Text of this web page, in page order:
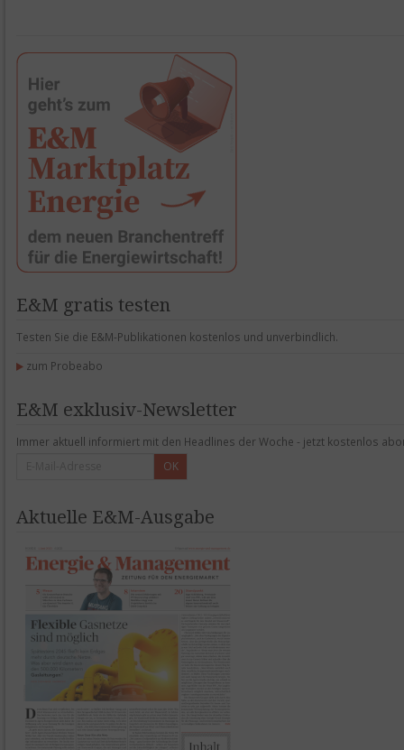
E&M gratis testen
Testen Sie die E&M-Publikationen kostenlos und unverbindlich.
zum Probeabo
E&M exklusiv-Newsletter
Immer aktuell informiert mit den Headlines der Woche - jetzt kostenlos
OK
Aktuelle E&M-Ausgabe